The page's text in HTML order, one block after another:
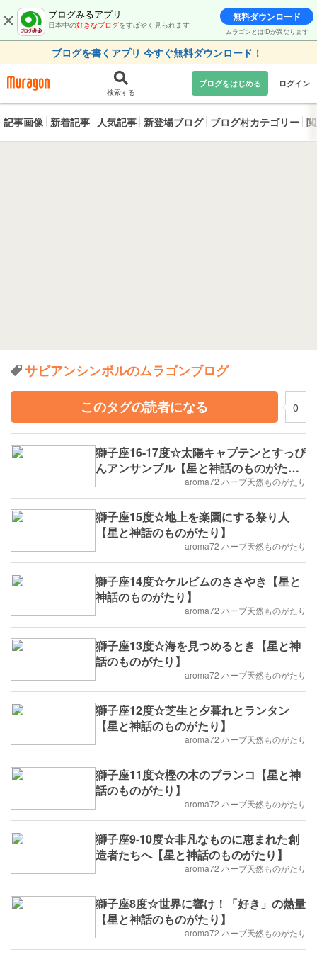
ブログみるアプリ
日本中の好きなブログをすばやく見られます
無料ダウンロード
ムラゴンとはIDが異なります
ブログを書くアプリ 今すぐ無料ダウンロード！
検索する
ブログをはじめる ログイン
記事画像 新着記事 人気記事 新登場ブログ ブログ村カテゴリー
サビアンシンボルのムラゴンブログ
このタグの読者になる
0
獅子座16-17度☆太陽キャプテンとすっぴ
んアンサンブル【星と神話のものがた
aroma72 ハーブ天然ものがたり
獅子座15度☆地上を楽園にする祭り人
【星と神話のものがたり】
aroma72 ハーブ天然ものがたり
獅子座14度☆ケルビムのささやき【星と
神話のものがたり】
aroma72 ハーブ天然ものがたり
獅子座13度☆海を見つめるとき【星と神
話のものがたり】
aroma72 ハーブ天然ものがたり
獅子座12度☆芝生と夕暮れとランタン
【星と神話のものがたり】
aroma72 ハーブ天然ものがたり
獅子座11度☆樫の木のブランコ【星と神
話のものがたり】
aroma72 ハーブ天然ものがたり
獅子座9-10度☆非凡なものに恵まれた創
造者たちへ【星と神話のものがたり】
aroma72 ハーブ天然ものがたり
獅子座8度☆世界に響け！「好き」の熱量
【星と神話のものがたり】
aroma72 ハーブ天然ものがたり